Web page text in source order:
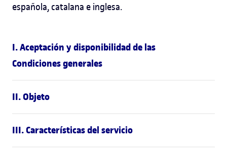
española, catalana e inglesa.
I. Aceptación y disponibilidad de las
Condiciones generales
II. Objeto
III. Características del servicio